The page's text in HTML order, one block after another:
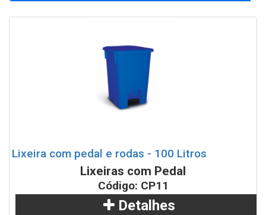
Lixeira com pedal e rodas - 100 Litros
Lixeiras com Pedal
Código: CP11
Detalhes